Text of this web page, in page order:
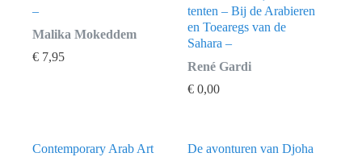
–
Malika Mokeddem
€ 7,95
tenten – Bij de Arabieren
en Toearegs van de
Sahara –
René Gardi
€ 0,00
Contemporary Arab Art
De avonturen van Djoha